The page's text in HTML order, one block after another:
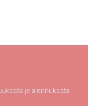
ja alennuksista